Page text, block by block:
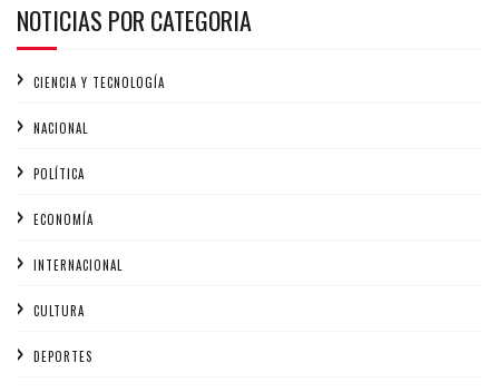
NOTICIAS POR CATEGORIA
CIENCIA Y TECNOLOGÍA
NACIONAL
POLÍTICA
ECONOMÍA
INTERNACIONAL
CULTURA
DEPORTES